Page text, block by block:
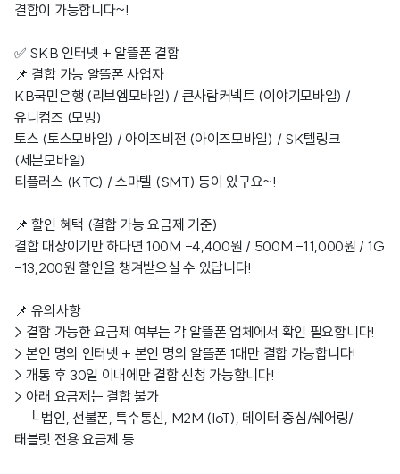
결합이 가능합니다~!
✅ SKB 인터넷 + 알뜰폰 결합
📌 결합 가능 알뜰폰 사업자
KB국민은행 (리브엠모바일) / 큰사람커넥트 (이야기모바일) /
유니컴즈 (모빙)
토스 (토스모바일) / 아이즈비전 (아이즈모바일) / SK텔링크
(세븐모바일)
티플러스 (KTC) / 스마텔 (SMT) 등이 있구요~!
📌 할인 혜택 (결합 가능 요금제 기준)
결합 대상이기만 하다면 100M -4,400원 / 500M -11,000원 / 1G
-13,200원 할인을 챙겨받으실 수 있답니다!
📌 유의사항
> 결합 가능한 요금제 여부는 각 알뜰폰 업체에서 확인 필요합니다!
> 본인 명의 인터넷 + 본인 명의 알뜰폰 1대만 결합 가능합니다!
> 개통 후 30일 이내에만 결합 신청 가능합니다!
> 아래 요금제는 결합 불가
└ 법인, 선불폰, 특수통신, M2M (IoT), 데이터 중심/쉐어링/
태블릿 전용 요금제 등